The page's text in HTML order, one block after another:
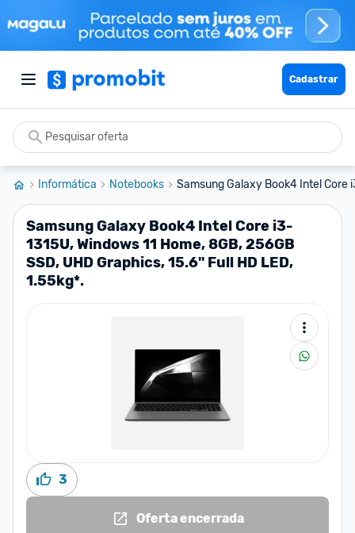
Cadastrar
Informática Notebooks Samsung Galaxy Book4 Intel Core
Samsung Galaxy Book4 Intel Core i3-
1315U, Windows 11 Home, 8GB, 256GB
SSD, UHD Graphics, 15.6'' Full HD LED,
1.55kg*.
3
Oferta encerrada